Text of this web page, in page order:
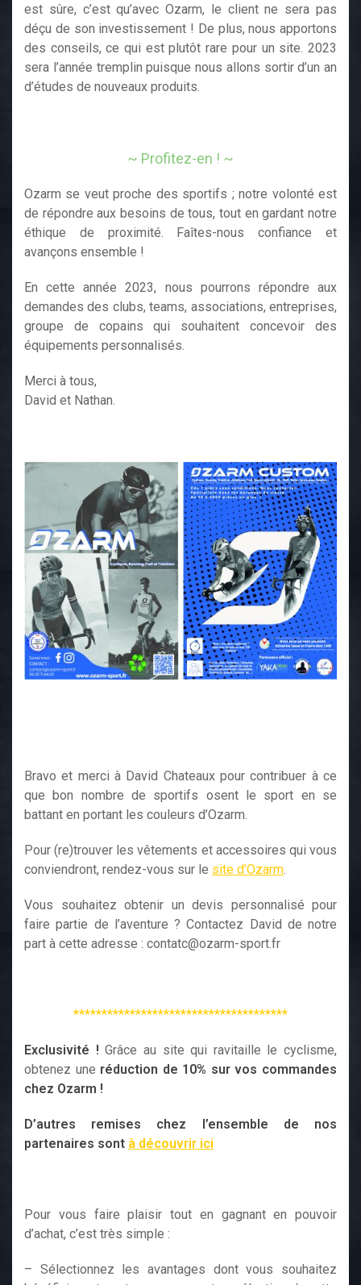
est sûre, c’est qu’avec Ozarm, le client ne sera pas
déçu de son investissement ! De plus, nous apportons
des conseils, ce qui est plutôt rare pour un site. 2023
sera l’année tremplin puisque nous allons sortir d’un an
d’études de nouveaux produits.
~ Profitez-en ! ~
Ozarm se veut proche des sportifs ; notre volonté est
de répondre aux besoins de tous, tout en gardant notre
éthique de proximité. Faîtes-nous confiance et
avançons ensemble !
En cette année 2023, nous pourrons répondre aux
demandes des clubs, teams, associations, entreprises,
groupe de copains qui souhaitent concevoir des
équipements personnalisés.
Merci à tous,
David et Nathan.
Bravo et merci à David Chateaux pour contribuer à ce
que bon nombre de sportifs osent le sport en se
battant en portant les couleurs d’Ozarm.
Pour (re)trouver les vêtements et accessoires qui vous
conviendront, rendez-vous sur le site d’Ozarm.
Vous souhaitez obtenir un devis personnalisé pour
faire partie de l’aventure ? Contactez David de notre
part à cette adresse : contatc@ozarm-sport.fr
**************************************
Exclusivité ! Grâce au site qui ravitaille le cyclisme,
obtenez une réduction de 10% sur vos commandes
chez Ozarm !
D’autres remises chez l’ensemble de nos
partenaires sont à découvrir ici
Pour vous faire plaisir tout en gagnant en pouvoir
d’achat, c’est très simple :
– Sélectionnez les avantages dont vous souhaitez